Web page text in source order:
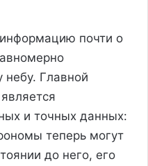
почти о
небу. Главной
и точных данных:
теперь могут
до него, его